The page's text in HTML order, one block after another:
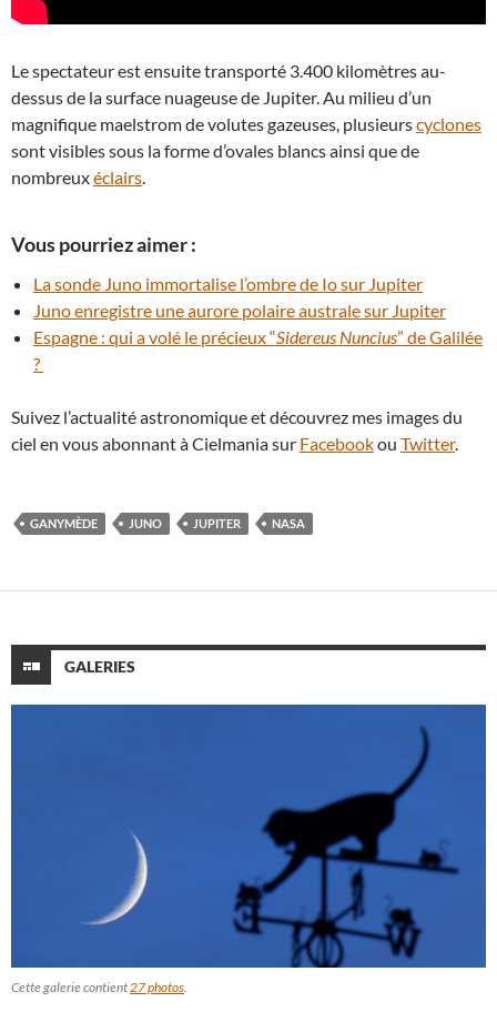
Le spectateur est ensuite transporté 3.400 kilomètres au-
dessus de la surface nuageuse de Jupiter. Au milieu d’un
magnifique maelstrom de volutes gazeuses, plusieurscyclones
sont visibles sous la forme d’ovales blancs ainsi que de
nombreuxéclairs.
Vous pourriez aimer :
La sonde Juno immortalise l’ombre de Io sur Jupiter
Juno enregistre une aurore polaire australe sur Jupiter
Espagne : qui a volé le précieux “Sidereus Nuncius” de Galilée
?
Suivez l’actualité astronomique et découvrez mes images du
ciel en vous abonnant à Cielmania sur Facebookou Twitter.
GANYMÈDE JUNO JUPITER NASA
GALERIES
Cette galerie contient27 photos.